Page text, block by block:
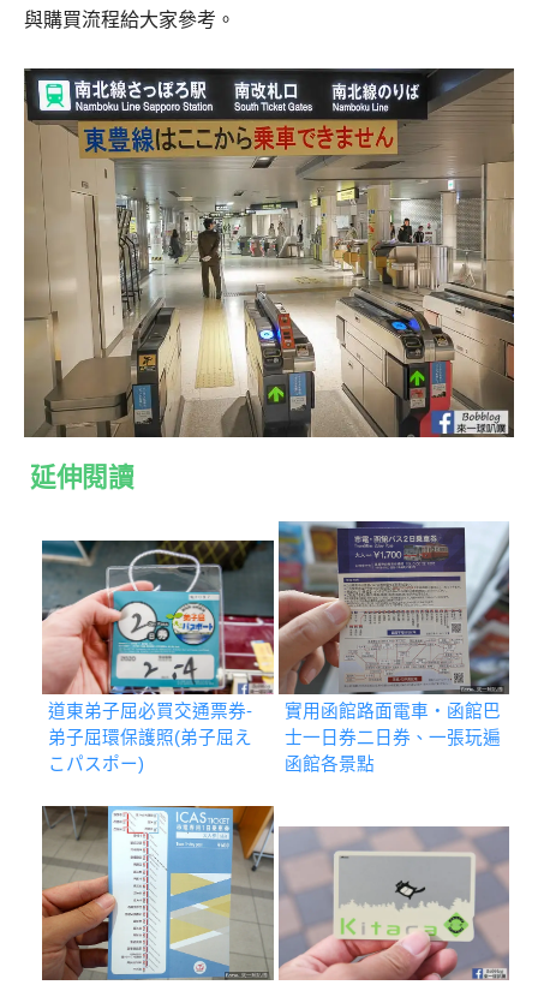
與購買流程給大家參考。
延伸閱讀
道東弟子屈必買交通票券-
弟子屈環保護照(弟子屈え
こパスポー)
實用函館路面電車・函館巴
士一日券二日券、一張玩遍
函館各景點